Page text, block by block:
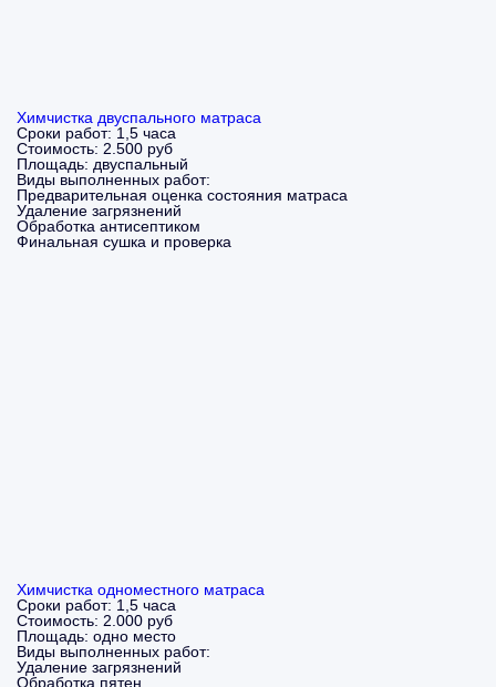
Химчистка двуспального матраса
Сроки работ: 1,5 часа
Стоимость: 2.500 руб
Площадь: двуспальный
Виды выполненных работ:
Предварительная оценка состояния матраса
Удаление загрязнений
Обработка антисептиком
Финальная сушка и проверка
Химчистка одноместного матраса
Сроки работ: 1,5 часа
Стоимость: 2.000 руб
Площадь: одно место
Виды выполненных работ:
Удаление загрязнений
Обработка пятен